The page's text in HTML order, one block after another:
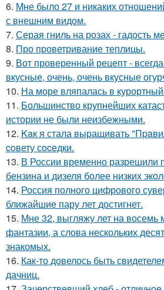
6. Мне было 27 и никаких
с внешним видом.
7. Серая гниль на розах - гадость
8. Про проветривание теплицы.
9. Вот проверенный рецепт -
вкусные, очень, очень вкусные
10. На море вляпалась в
11. Большинство крупнейших
истории не были неизбежными.
12. Kaк я стала выращивать
coвету сocедки.
13. В России временно разрешили
бензина и дизеля более низких
14. Россия полного цифрового
ближайшие пару лет достигнет.
15. Мне 32, выгляжу лет на восемь
фантазии, а слова нескольких
знакомых.
16. Как-то довелось быть
дачниц.